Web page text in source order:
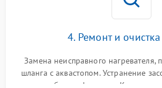
4. Ремонт и
Замена неисправного нагревателя,
шланга с аквастопом. Устранение
патрубках и фильтрах.